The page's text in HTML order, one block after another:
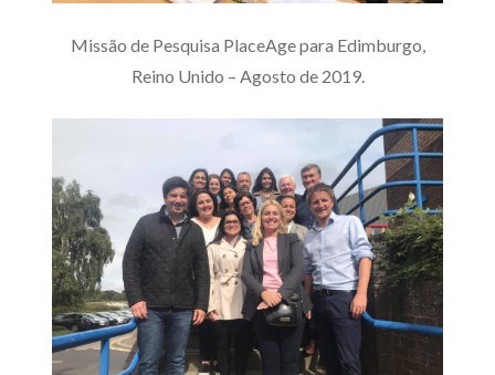
Missão de Pesquisa PlaceAge para Edimburgo,
Reino Unido – Agosto de 2019.